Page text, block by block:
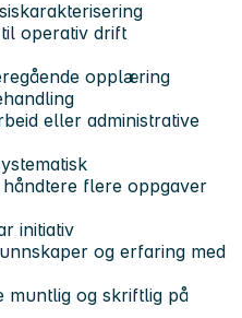
operativ drift
opplæring
eller administrative
flere oppgaver
initiativ
og erfaring med
muntlig og skriftlig på